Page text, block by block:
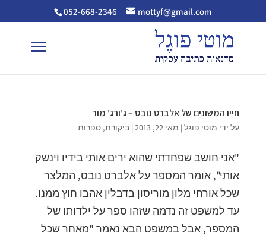
052-668-2346 mottyf@gmail.com
חייו המשונים של אלברט נובס – ג'ורג' מור
על ידי מוטי פוגל| מאי 22, 2013 | ביקורת, ספרות
"אני חושב שפחדתי שהוא ירים אותי בידיו וינשק
אותי", אומר המספר על אלברט נובס, המלצר
שכל אורחי מלון מוריסון בדבלין אהבו חוץ ממנו.
עד למשפט זה נדמה שזהו ספר על ילדותו של
המספר, אבל במשפט הבא נאמר "מאחר שכל